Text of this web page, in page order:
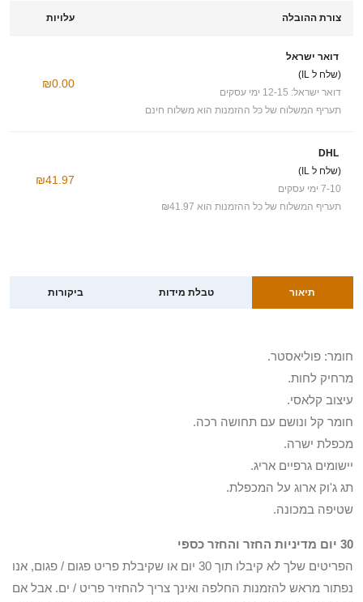
צורת ההובלה עלויות
דואר ישראל
(שלח ל IL)
דואר ישראל: 12-15 ימי עסקים
תעריף המשלוח של כל ההזמנות הוא משלוח חינם
₪0.00
DHL
(שלח ל IL)
7-10 ימי עסקים
תעריף המשלוח של כל ההזמנות הוא ₪41.97
₪41.97
תיאור טבלת מידות ביקורות
חומר: פוליאסטר.
מרחיק לחות.
עיצוב קלאסי.
חומר קל ונושם עם תחושה רכה.
מכפלת ישרה.
יישומים גרפיים אריג.
תג ג'וק ארוג על המכפלת.
שטיפה במכונה.
30 יום מדיניות החזר והחזר כספי
הפריטים שלך לא קיבלו תוך 30 יום או שקיבלת פריט פגום / פגום, אנו
נפתור מראש להזמנות החלפה ואינך צריך להחזיר פריט / ים. אבל אם